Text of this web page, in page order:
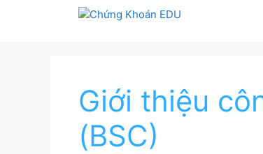
Giới thiệu
(BSC)